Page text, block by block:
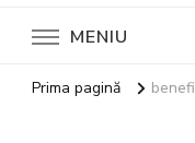
MENIU
Prima pagină